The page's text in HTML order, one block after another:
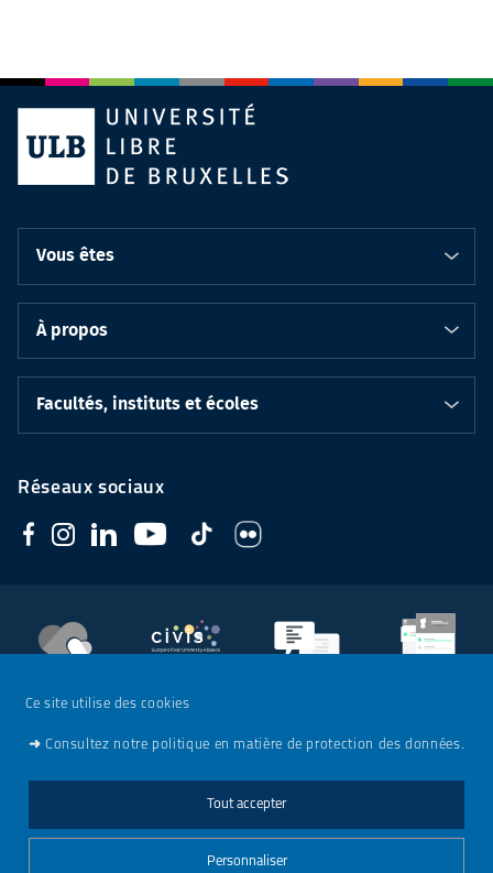
Ce site utilise des cookies
➜ Consultez notre politique en matière de protection des données.
Tout accepter
Personnaliser
Vous êtes
À propos
Facultés, instituts et écoles
Réseaux sociaux
l'Université
CIVIS
Charte de modération - Réseaux sociaux